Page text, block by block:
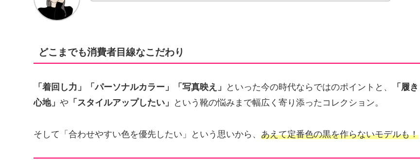
どこまでも消費者目線なこだわり
「着回し力」「パーソナルカラー」「写真映え」 といった今の時代ならではのポイントと、
「履き
心地」 や 「スタイルアップしたい」 という靴の悩みまで幅広く寄り添ったコレクション。
そして「合わせやすい色を優先したい」という思いから、 あえて定番色の黒を作らないモデルも！